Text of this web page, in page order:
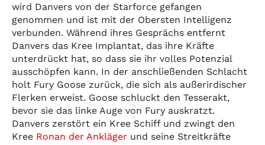
wird Danvers von der Starforce gefangen
genommen und ist mit der Obersten Intelligenz
verbunden. Während ihres Gesprächs entfernt
Danvers das Kree Implantat, das ihre Kräfte
unterdrückt hat, so dass sie ihr volles Potenzial
ausschöpfen kann. In der anschließenden Schlacht
holt Fury Goose zurück, die sich als außerirdischer
Flerken erweist. Goose schluckt den Tesserakt,
bevor sie das linke Auge von Fury auskratzt.
Danvers zerstört ein Kree Schiff und zwingt den
Kree Ronan der Ankläger und seine Streitkräfte